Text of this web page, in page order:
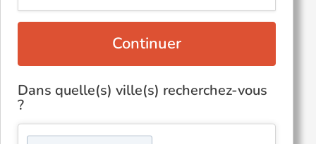
Continuer
Dans quelle(s) ville(s) recherchez-vous
?